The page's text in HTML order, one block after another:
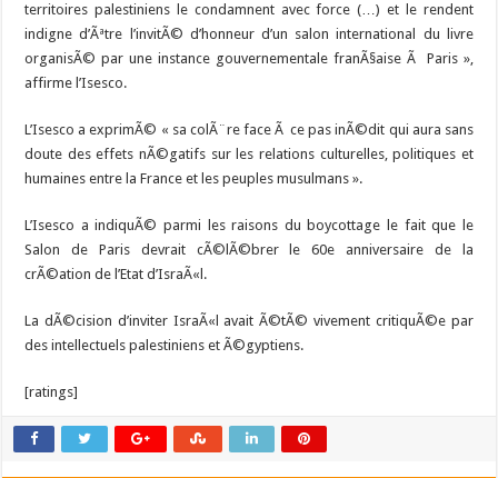
territoires palestiniens le condamnent avec force (…) et le rendent
indigne d’Ãªtre l’invitÃ© d’honneur d’un salon international du livre
organisÃ© par une instance gouvernementale franÃ§aise Ã Paris »,
affirme l’Isesco.
L’Isesco a exprimÃ© « sa colÃ¨re face Ã ce pas inÃ©dit qui aura sans
doute des effets nÃ©gatifs sur les relations culturelles, politiques et
humaines entre la France et les peuples musulmans ».
L’Isesco a indiquÃ© parmi les raisons du boycottage le fait que le
Salon de Paris devrait cÃ©lÃ©brer le 60e anniversaire de la
crÃ©ation de l’Etat d’IsraÃ«l.
La dÃ©cision d’inviter IsraÃ«l avait Ã©tÃ© vivement critiquÃ©e par
des intellectuels palestiniens et Ã©gyptiens.
[ratings]